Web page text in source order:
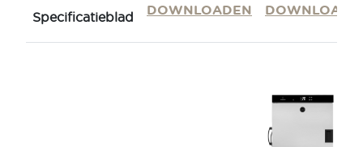
Specificatieblad DOWNLOADEN